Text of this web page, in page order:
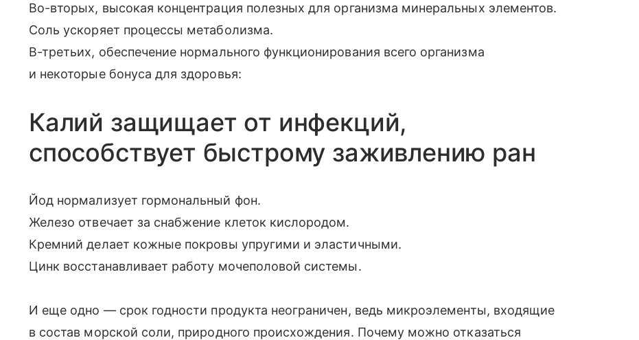
Во-вторых, высокая концентрация полезных для организма минеральных элементов.
Соль ускоряет процессы метаболизма.
В-третьих, обеспечение нормального функционирования всего организма
и некоторые бонуса для здоровья:
Калий защищает от инфекций,
способствует быстрому заживлению ран
Йод нормализует гормональный фон.
Железо отвечает за снабжение клеток кислородом.
Кремний делает кожные покровы упругими и эластичными.
Цинк восстанавливает работу мочеполовой системы.
И еще одно — срок годности продукта неограничен, ведь микроэлементы, входящие
в состав морской соли, природного происхождения. Почему можно отказаться